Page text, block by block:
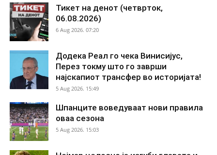
Тикет на денот (четврток,
06.08.2026)
6 Aug 2026. 07:20
Додека Реал го чека Винисијус,
Перез токму што го заврши
најскапиот трансфер во историјата!
5 Aug 2026. 15:49
Шпанците воведуваат нови правила
оваа сезона
5 Aug 2026. 15:03